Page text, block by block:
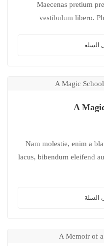
Maecenas pretium
vestibulum libero.
السلة
A
Nam molestie, enim a
lacus, bibendum eleifend
السلة